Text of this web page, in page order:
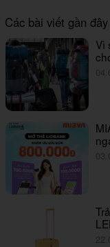
Các bài viết gần đây
Vì